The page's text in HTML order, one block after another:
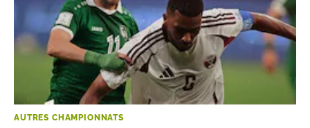
AUTRES CHAMPIONNATS